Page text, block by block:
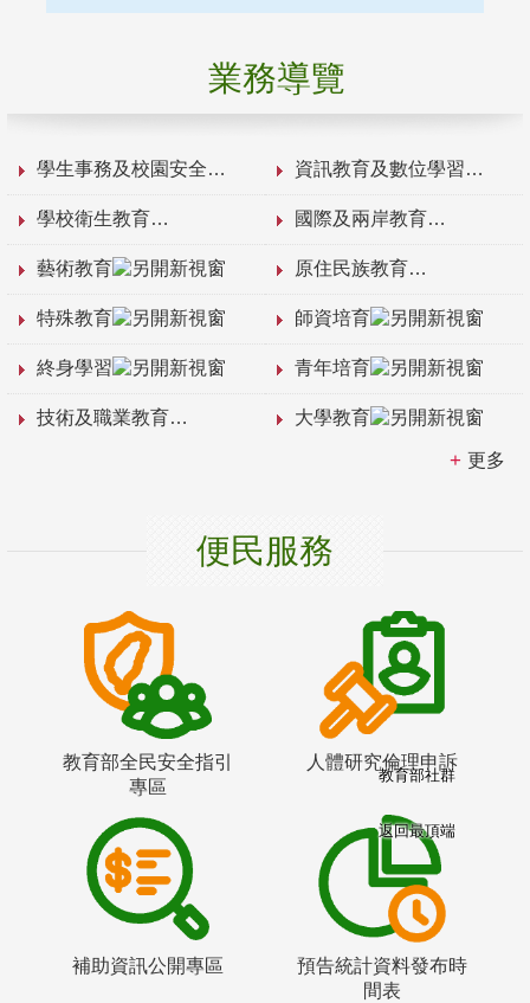
業務導覽
學生事務及校園安全 資訊教育及數位學習
學校衛生教育 國際及兩岸教育
藝術教育 原住民族教育
特殊教育 師資培育
終身學習 青年培育
技術及職業教育 大學教育
更多
便民服務
教育部全民安全指引
專區
人體研究倫理申訴
補助資訊公開專區
預告統計資料發布時
間表
教育部社群
返回最頂端